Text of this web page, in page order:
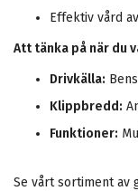
Effektiv vård
Att tänka på när du
Drivkälla:
Klippbredd:
Funktioner:
Se vårt sortiment